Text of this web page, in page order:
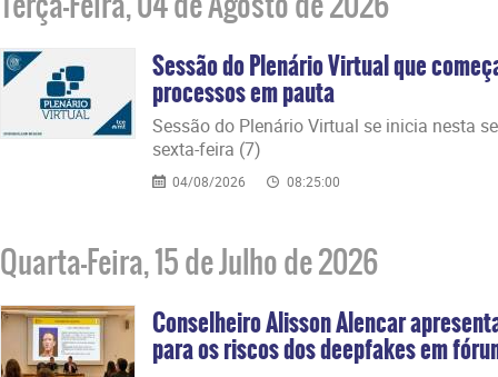
Sessão do Plenário Virtual que
processos em pauta
Sessão do Plenário Virtual se inicia nesta
sexta-feira (7)
04/08/2026 08:25:00
Quarta-Feira, 15 de Julho de 2026
Conselheiro Alisson Alencar
para os riscos dos deepfakes em